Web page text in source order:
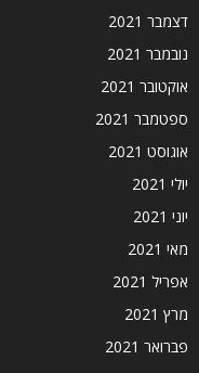
דצמבר 2021
נובמבר 2021
אוקטובר 2021
ספטמבר 2021
אוגוסט 2021
יולי 2021
יוני 2021
מאי 2021
אפריל 2021
מרץ 2021
פברואר 2021